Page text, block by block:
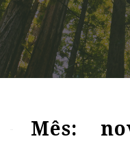
Mês: